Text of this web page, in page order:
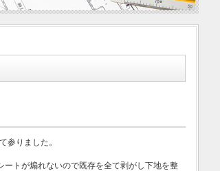
参りました。
トが煽れないので既存を全て剥がし下地を整